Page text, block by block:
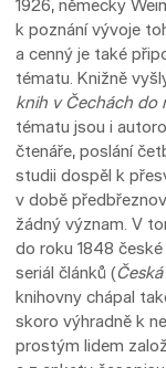
1926, německy
k poznání vývoje
a cenný je také
tématu. Knižně
knih v Čechách do
tématu jsou i
čtenáře, poslání
studii dospěl k
v době
žádný význam. V
do roku 1848
seriál článků (
knihovny chápal
skoro výhradně k
prostým lidem